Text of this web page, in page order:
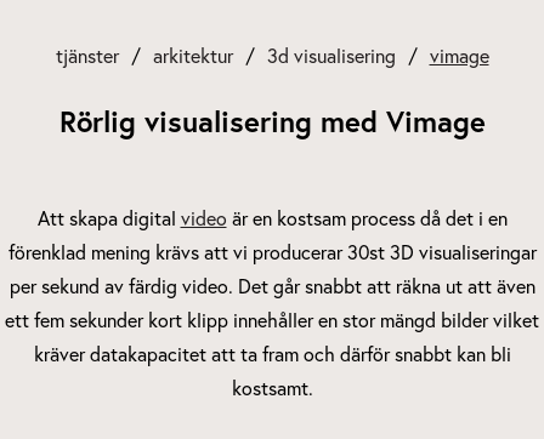
tjänster arkitektur 3d visualisering vimage
Rörlig visualisering med Vimage
Att skapa digital video är en kostsam process då det i en
förenklad mening krävs att vi producerar 30st 3D visualiseringar
per sekund av färdig video. Det går snabbt att räkna ut att även
ett fem sekunder kort klipp innehåller en stor mängd bilder vilket
kräver datakapacitet att ta fram och därför snabbt kan bli
kostsamt.